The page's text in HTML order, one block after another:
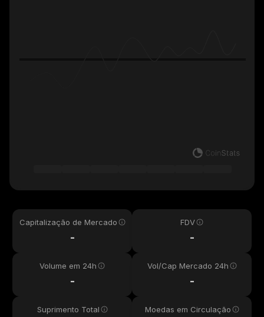
Capitalização de Mercado
-
FDV
-
Volume em 24h
-
Vol/Cap Mercado 24h
-
Suprimento Total Moedas em Circulação